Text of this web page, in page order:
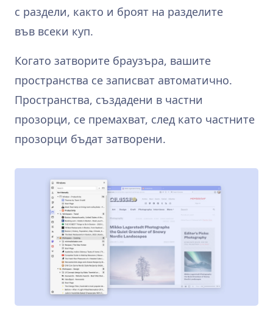
с раздели, както и броят на разделите
във всеки куп.
Когато затворите браузъра, вашите
пространства се записват автоматично.
Пространства, създадени в частни
прозорци, се премахват, след като частните
прозорци бъдат затворени.